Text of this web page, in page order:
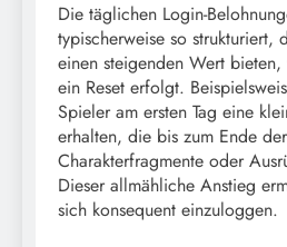
Die täglichen Login-
typischerweise so strukturiert,
einen steigenden Wert
ein Reset erfolgt.
Spieler am ersten Tag eine
erhalten, die bis zum Ende
Charakterfragmente oder
Dieser allmähliche Anstieg
sich konsequent einzuloggen.